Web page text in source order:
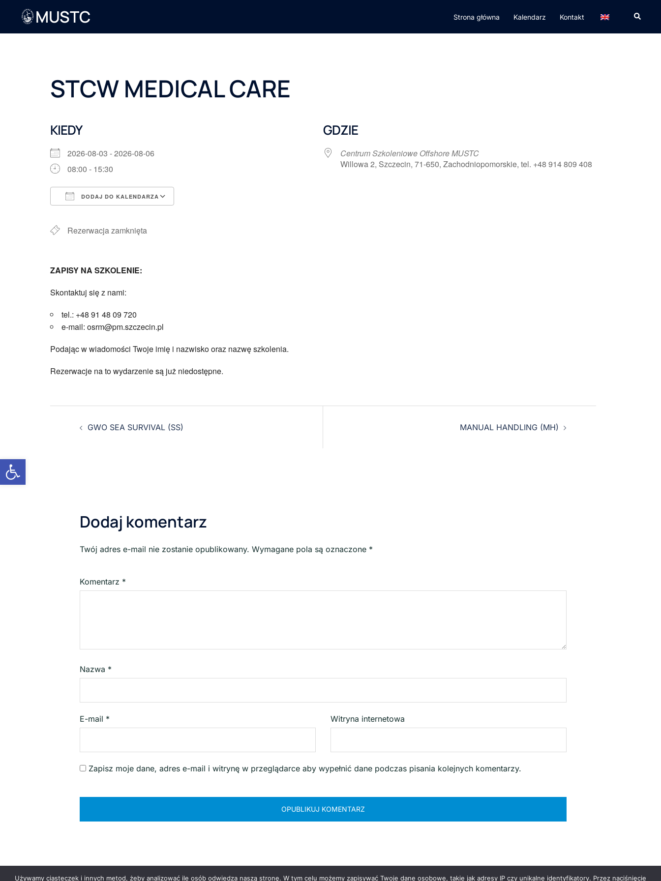
Otwórz pasek narzędzi
MUSTC Strona główna Kalendarz Kontakt
STCW MEDICAL CARE
KIEDY
2026-08-03 - 2026-08-06
08:00 - 15:30
DODAJ DO KALENDARZA
Rezerwacja zamknięta
GDZIE
Centrum Szkoleniowe Offshore MUSTC
Willowa 2, Szczecin, 71-650, Zachodniopomorskie, tel. +48 914 809 408
ZAPISY NA SZKOLENIE:
Skontaktuj się z nami:
tel.: +48 91 48 09 720
e-mail: osrm@pm.szczecin.pl
Podając w wiadomości Twoje imię i nazwisko oraz nazwę szkolenia.
Rezerwacje na to wydarzenie są już niedostępne.
GWO SEA SURVIVAL (SS) MANUAL HANDLING (MH)
Dodaj komentarz
Twój adres e-mail nie zostanie opublikowany. Wymagane pola są oznaczone *
Komentarz *
Nazwa *
E-mail * Witryna internetowa
Zapisz moje dane, adres e-mail i witrynę w przeglądarce aby wypełnić dane podczas pisania kolejnych komentarzy.
Używamy ciasteczek i innych metod, żeby analizować ile osób odwiedza naszą stronę. W tym celu możemy zapisywać Twoje dane osobowe, takie jak adresy IP czy unikalne identyfikatory. Przez naciśnięcie